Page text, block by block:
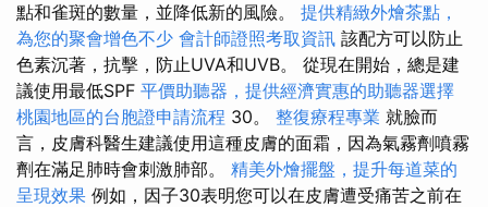
點和雀斑的數量，並降低新的風險。 提供精緻外燴茶點，
為您的聚會增色不少 會計師證照考取資訊 該配方可以防止
色素沉著，抗擊，防止UVA和UVB。 從現在開始，總是建
議使用最低SPF 平價助聽器，提供經濟實惠的助聽器選擇
桃園地區的台胞證申請流程 30。 整復療程專業 就臉而
言，皮膚科醫生建議使用這種皮膚的面霜，因為氣霧劑噴霧
劑在滿足肺時會刺激肺部。 精美外燴擺盤，提升每道菜的
呈現效果 例如，因子30表明您可以在皮膚遭受痛苦之前在